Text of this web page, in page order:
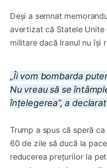
Deși a semnat
avertizat că Statele
militare dacă Iranul nu își
„Îi vom bombarda
Nu vreau să se
înțelegerea”, a
Trump a spus că speră
60 de zile să ducă la
reducerea prețurilor la